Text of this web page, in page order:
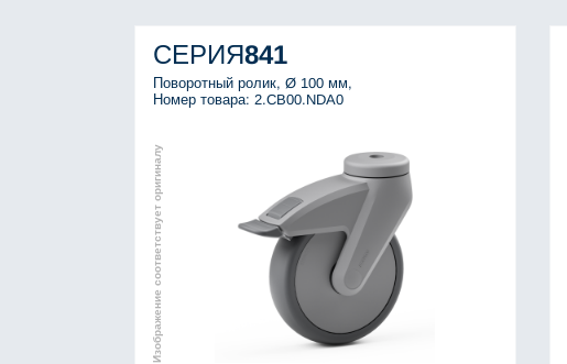
СЕРИЯ841
Поворотный ролик, Ø 100 мм,
Номер товара: 2.CB00.NDA0
Изображение соответствует оригиналу